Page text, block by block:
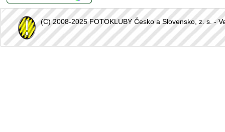
(C) 2008-2025 FOTOKLUBY Česko a Slovensko, z. s. -